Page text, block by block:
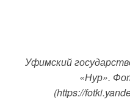
Уфимский
«Нур».
(https://